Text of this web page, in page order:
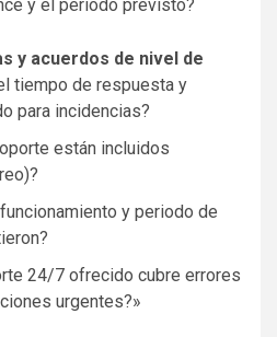
y el periodo previsto?
y acuerdos de nivel de
tiempo de respuesta y
para incidencias?
están incluidos
y periodo de
24/7 ofrecido cubre errores
urgentes?»